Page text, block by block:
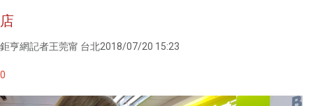
店
鉅亨網記者王莞甯 台北2018/07/20 15:23
0